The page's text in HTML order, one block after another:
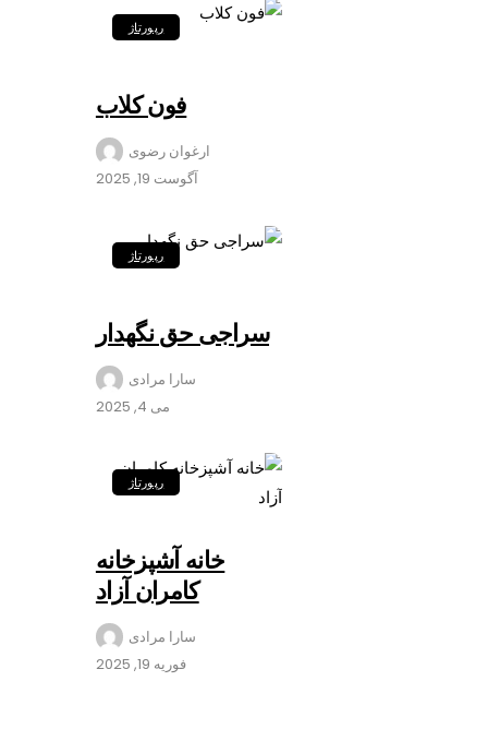
رپورتاژ
فون کلاب
ارغوان رضوی
آگوست 19, 2025
رپورتاژ
سراجی حق نگهدار
سارا مرادی
می 4, 2025
رپورتاژ
خانه آشپزخانه
کامران آزاد
سارا مرادی
فوریه 19, 2025